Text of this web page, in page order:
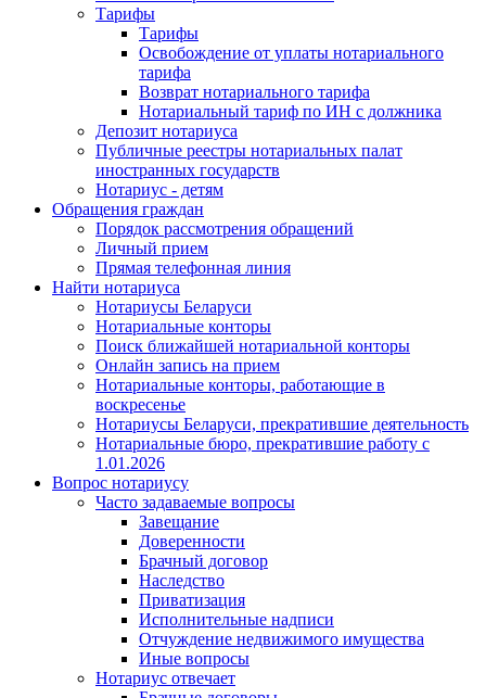
Тарифы
Тарифы
Освобождение от уплаты нотариального
тарифа
Возврат нотариального тарифа
Нотариальный тариф по ИН с должника
Депозит нотариуса
Публичные реестры нотариальных палат
иностранных государств
Нотариус - детям
Обращения граждан
Порядок рассмотрения обращений
Личный прием
Прямая телефонная линия
Найти нотариуса
Нотариусы Беларуси
Нотариальные конторы
Поиск ближайшей нотариальной конторы
Онлайн запись на прием
Нотариальные конторы, работающие в
воскресенье
Нотариусы Беларуси, прекратившие деятельность
Нотариальные бюро, прекратившие работу с
1.01.2026
Вопрос нотариусу
Часто задаваемые вопросы
Завещание
Доверенности
Брачный договор
Наследство
Приватизация
Исполнительные надписи
Отчуждение недвижимого имущества
Иные вопросы
Нотариус отвечает